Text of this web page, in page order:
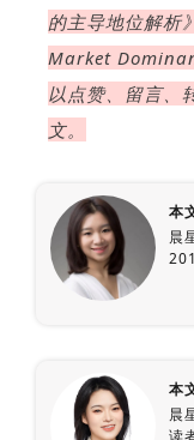
的主导地位解
Market
以点赞、留言、
文。
本
晨
本
晨